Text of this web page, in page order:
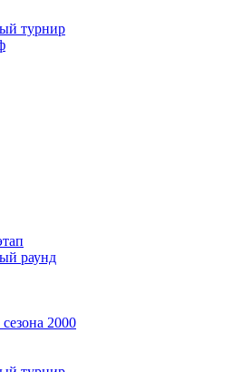
турнир
раунд
2000